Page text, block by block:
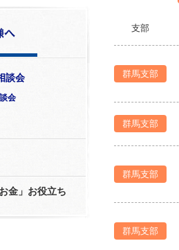
談会
会
金」お役立ち
支部
群馬支部
群馬支部
群馬支部
群馬支部